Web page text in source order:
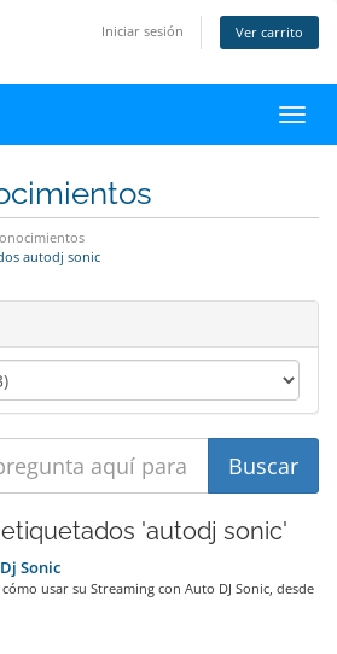
Iniciar sesión Ver carrito
autodj sonic
'autodj sonic'
Sonic
usar su Streaming con Auto DJ Sonic, desde